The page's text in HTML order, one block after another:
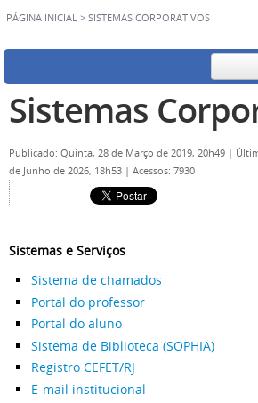
PÁGINA INICIAL > SISTEMAS CORPORATIVOS
Sistemas
Publicado: Quinta, 28 de Março de 2019, 20h49 |
de Junho de 2026, 18h53 | Acessos: 7930
Sistemas e Serviços
Sistema de chamados
Portal do professor
Portal do aluno
Sistema de Biblioteca (SOPHIA)
Registro CEFET/RJ
E-mail institucional